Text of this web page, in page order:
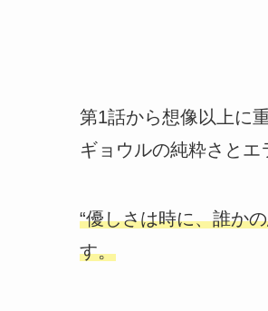
第1話から想像以上に
ギョウルの純粋さと
“優しさは時に、誰か
す。